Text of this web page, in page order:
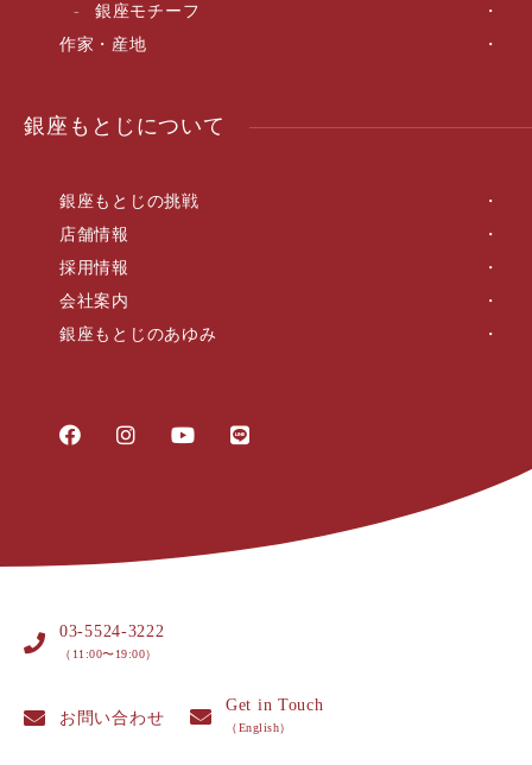
銀座モチーフ
作家・産地
銀座もとじについて
銀座もとじの挑戦
店舗情報
採用情報
会社案内
銀座もとじのあゆみ
03-5524-3222
（11:00〜19:00）
お問い合わせ
Get in Touch
（English）